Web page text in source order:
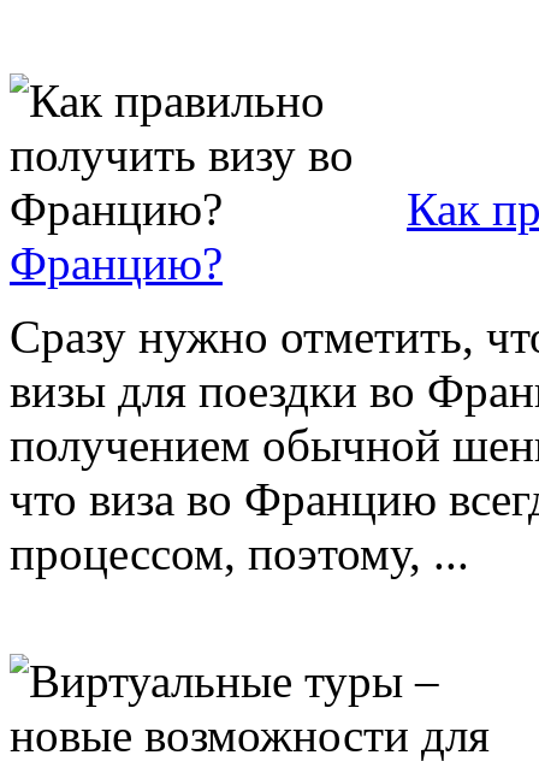
Как
Францию?
Сразу нужно отметить,
визы для поездки во
получением обычной
что виза во Францию
процессом, поэтому, ...